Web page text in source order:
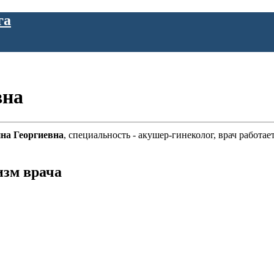
Георгиевна, специальность - акушер-гинеколог, врач
врача